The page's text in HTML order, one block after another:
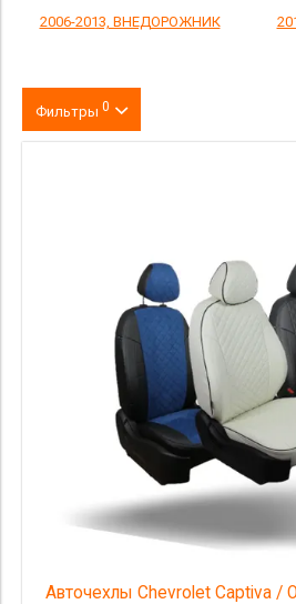
2006-2013, ВНЕДОРОЖНИК
Фильтры 0
Категория Avito
Страна происхождения
Авточехлы Chevrolet Captiva /